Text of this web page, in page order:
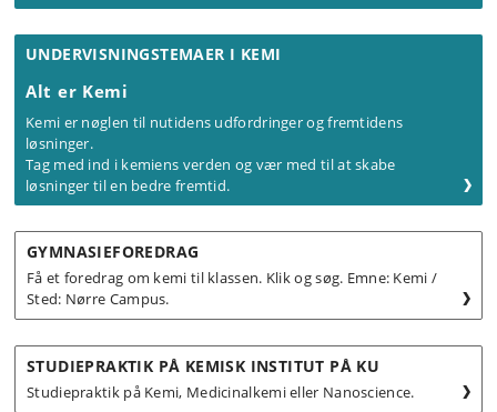
UNDERVISNINGSTEMAER I KEMI
Alt er Kemi
Kemi er nøglen til nutidens udfordringer og fremtidens
løsninger.
Tag med ind i kemiens verden og vær med til at skabe
løsninger til en bedre fremtid.
GYMNASIEFOREDRAG
Få et foredrag om kemi til klassen. Klik og søg. Emne: Kemi /
Sted: Nørre Campus.
STUDIEPRAKTIK PÅ KEMISK INSTITUT PÅ KU
Studiepraktik på Kemi, Medicinalkemi eller Nanoscience.